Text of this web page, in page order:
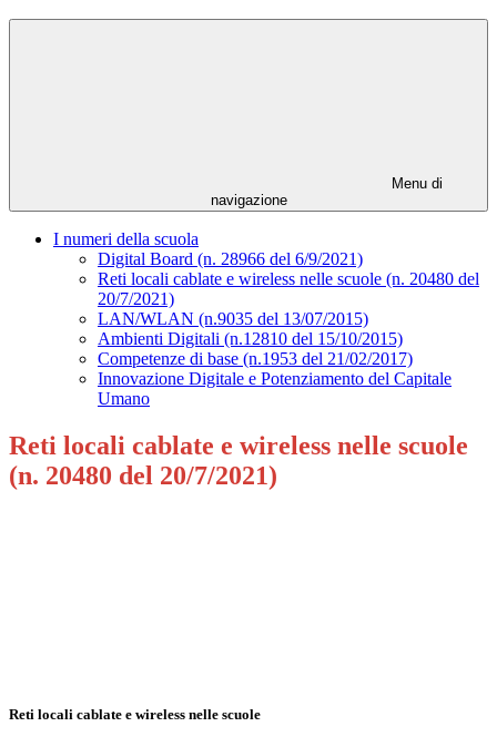
Menu di
navigazione
I numeri della scuola
Digital Board (n. 28966 del 6/9/2021)
Reti locali cablate e wireless nelle scuole (n. 20480 del
20/7/2021)
LAN/WLAN (n.9035 del 13/07/2015)
Ambienti Digitali (n.12810 del 15/10/2015)
Competenze di base (n.1953 del 21/02/2017)
Innovazione Digitale e Potenziamento del Capitale
Umano
Reti locali cablate e wireless nelle scuole
(n. 20480 del 20/7/2021)
Reti locali cablate e wireless nelle scuole